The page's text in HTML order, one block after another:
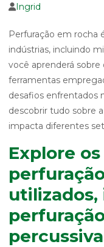
Ingrid
Perfuração em rocha
indústrias, incluindo
você aprenderá sobre
ferramentas
desafios enfrentados
descobrir tudo sobre
impacta diferentes
Explore